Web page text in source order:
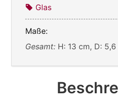
Glas
Maße:
Gesamt: H: 13 cm, D: